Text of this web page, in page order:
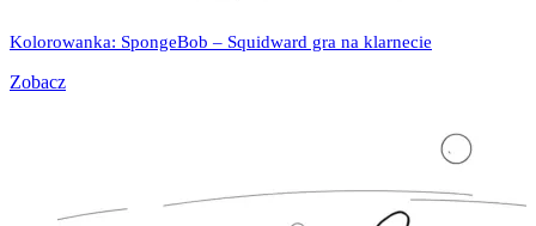
Kolorowanka: SpongeBob – Squidward gra na klarnecie
Zobacz